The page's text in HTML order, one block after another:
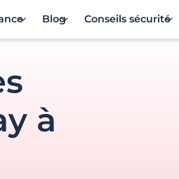
Blog Conseils sécurité
à